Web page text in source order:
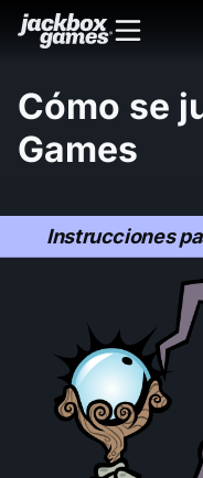
Cómo se
Games
Please accept
Instrucciones